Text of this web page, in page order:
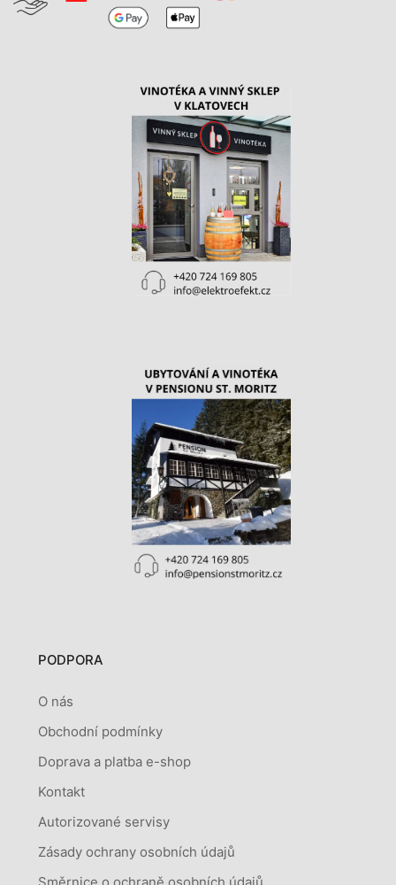
PODPORA
O nás
Obchodní podmínky
Doprava a platba e-shop
Kontakt
Autorizované servisy
Zásady ochrany osobních údajů